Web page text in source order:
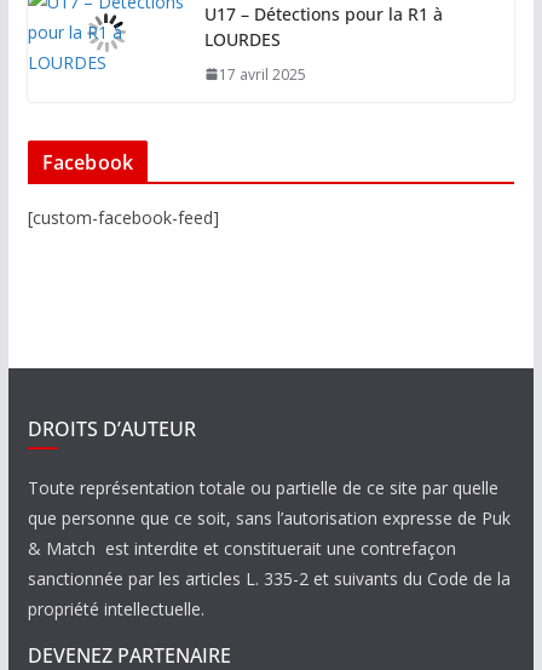
U17 – Détections pour la R1 à
LOURDES
17 avril 2025
Facebook
[custom-facebook-feed]
DROITS D’AUTEUR
Toute représentation totale ou partielle de ce site par quelle
que personne que ce soit, sans l’autorisation expresse de Puk
& Match est interdite et constituerait une contrefaçon
sanctionnée par les articles L. 335-2 et suivants du Code de la
propriété intellectuelle.
DEVENEZ PARTENAIRE